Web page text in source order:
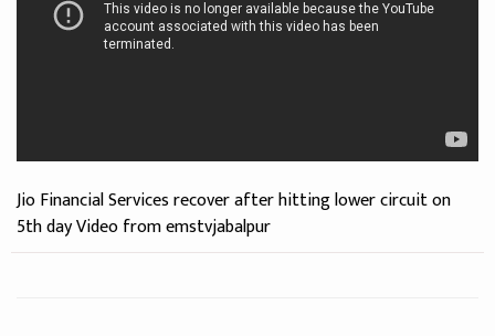
Jio Financial Services recover after hitting lower circuit on
5th day Video from emstvjabalpur